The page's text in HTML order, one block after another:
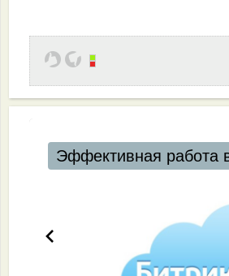
Эффективная работа